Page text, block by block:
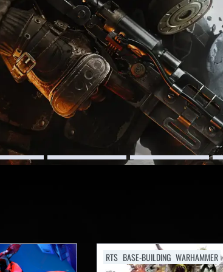
RTS BASE-BUILDING WARHAMMER